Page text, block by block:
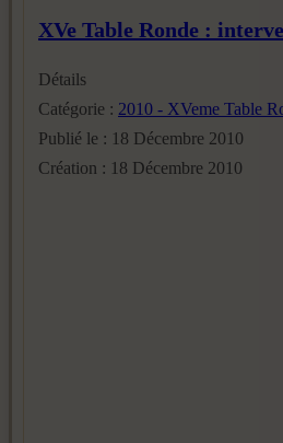
XVe Table Ronde :
Détails
Catégorie : 2010 - XVeme Table
Publié le : 18 Décembre 2010
Création : 18 Décembre 2010